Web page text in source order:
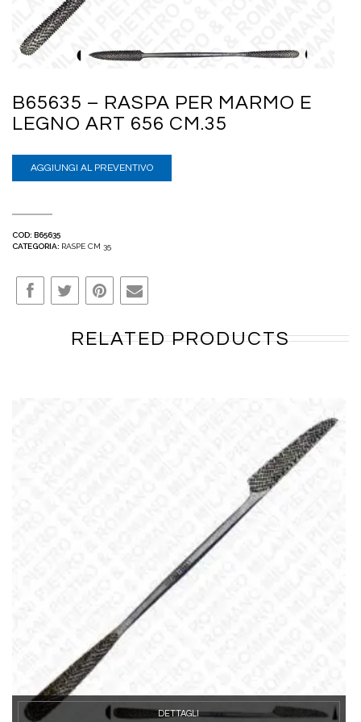
B65635 – RASPA PER MARMO E
LEGNO ART 656 CM.35
AGGIUNGI AL PREVENTIVO
COD: B65635
CATEGORIA: RASPE CM 35
RELATED PRODUCTS
DETTAGLI